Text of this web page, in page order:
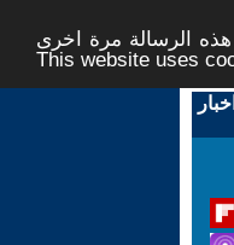
الرسالة مرة اخرى -
This website uses
اخبار